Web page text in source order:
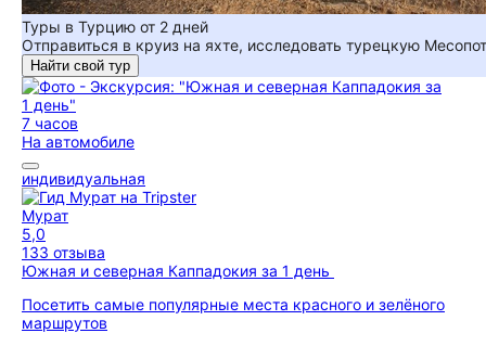
Туры в Турцию от 2 дней
Отправиться в круиз на яхте, исследовать турецкую
Найти свой тур
7 часов
На автомобиле
индивидуальная
Мурат
5,0
133 отзыва
Южная и северная Каппадокия за 1 день
Посетить самые популярные места красного и зелёного
маршрутов